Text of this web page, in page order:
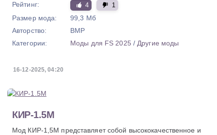
Рейтинг: 4 1
Размер мода:
99,3 Мб
Авторство:
BMP
Категории:
Моды для FS 2025 /Другие моды
16-12-2025, 04:20
КИР-1.5М
Мод КИР-1,5М представляет собой высококачественное и